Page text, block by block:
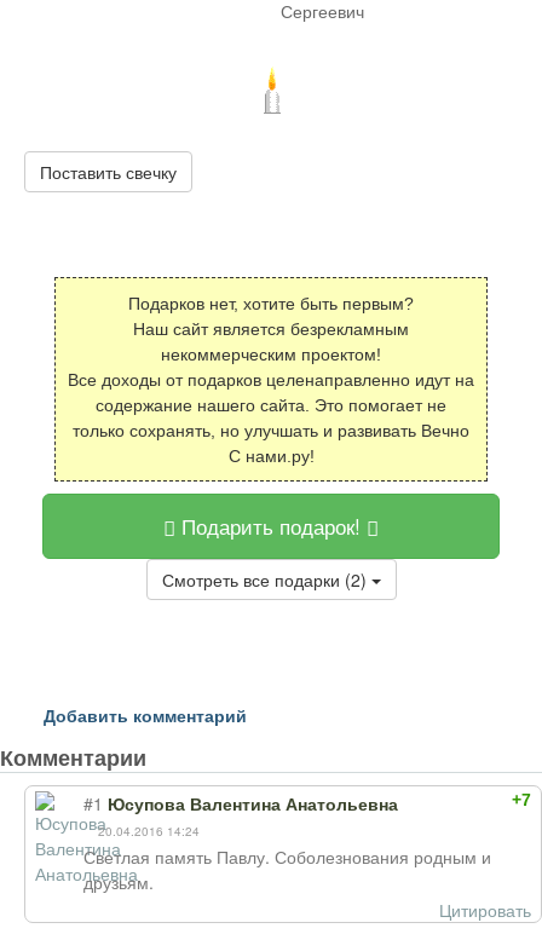
Сергеевич
Поставить свечку
Подарков нет, хотите быть первым?
Наш сайт является безрекламным
некоммерческим проектом!
Все доходы от подарков целенаправленно идут на
содержание нашего сайта. Это помогает не
только сохранять, но улучшать и развивать Вечно
С нами.ру!
Подарить подарок!
Смотреть все подарки (2)
Добавить комментарий
Комментарии
+7
#1 Юсупова Валентина Анатольевна
20.04.2016 14:24
Светлая память Павлу. Соболезнования родным и
друзьям.
Цитировать